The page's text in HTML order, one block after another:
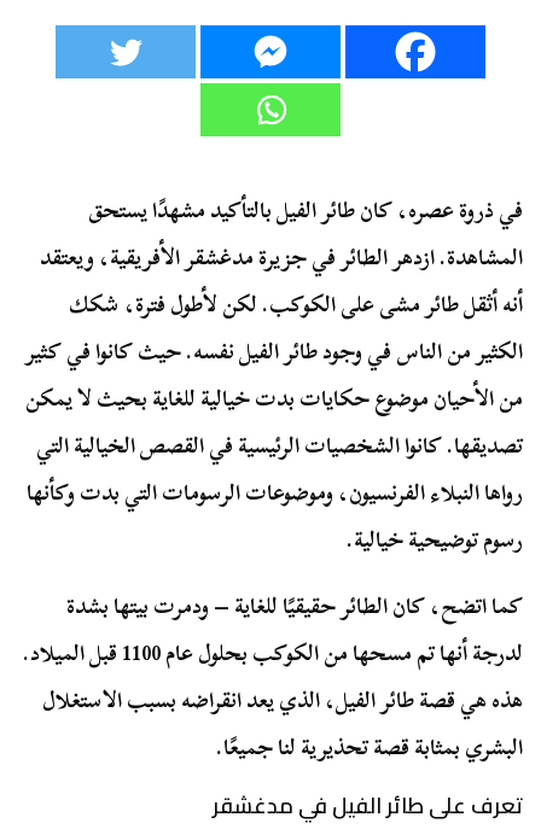
في ذروة عصره، كان طائر الفيل بالتأكيد مشهدًا يستحق
المشاهدة. ازدهر الطائر في جزيرة مدغشقر الأفريقية، ويعتقد
أنه أثقل طائر مشى على الكوكب. لكن لأطول فترة، شكك
الكثير من الناس في وجود طائر الفيل نفسه. حيث كانوا في كثير
من الأحيان موضوع حكايات بدت خيالية للغاية بحيث لا يمكن
تصديقها. كانوا الشخصيات الرئيسية في القصص الخيالية التي
رواها النبلاء الفرنسيون، وموضوعات الرسومات التي بدت وكأنها
رسوم توضيحية خيالية.
كما اتضح، كان الطائر حقيقيًا للغاية – ودمرت بيتها بشدة
لدرجة أنها تم مسحها من الكوكب بحلول عام 1100 قبل الميلاد.
هذه هي قصة طائر الفيل، الذي يعد انقراضه بسبب الاستغلال
البشري بمثابة قصة تحذيرية لنا جميعًا.
تعرف على طائر الفيل في مدغشقر